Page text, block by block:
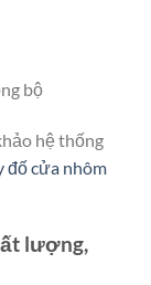
bộ
hệ thống
đố cửa nhôm
lượng,